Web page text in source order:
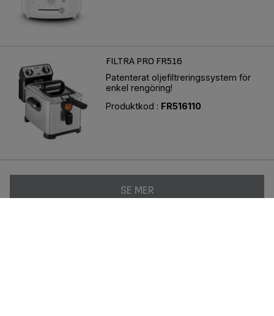
FILTRA PRO FR516
Patenterat oljefiltreringssystem för
enkel rengöring!
Produktkod : FR516110
SE MER